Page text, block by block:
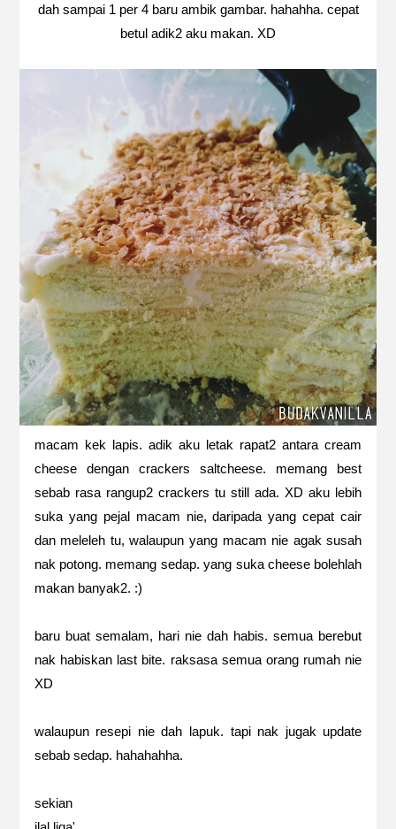
dah sampai 1 per 4 baru ambik gambar. hahahha. cepat
betul adik2 aku makan. XD
macam kek lapis. adik aku letak rapat2 antara cream
cheese dengan crackers saltcheese. memang best
sebab rasa rangup2 crackers tu still ada. XD aku lebih
suka yang pejal macam nie, daripada yang cepat cair
dan meleleh tu, walaupun yang macam nie agak susah
nak potong. memang sedap. yang suka cheese bolehlah
makan banyak2. :)
baru buat semalam, hari nie dah habis. semua berebut
nak habiskan last bite. raksasa semua orang rumah nie
XD
walaupun resepi nie dah lapuk. tapi nak jugak update
sebab sedap. hahahahha.
sekian